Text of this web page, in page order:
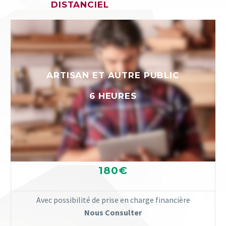
DISTANCIEL
ARTISAN ET AUTRE PUBLIC
6 HEURES
180€
Avec possibilité de prise en charge financière
Nous Consulter